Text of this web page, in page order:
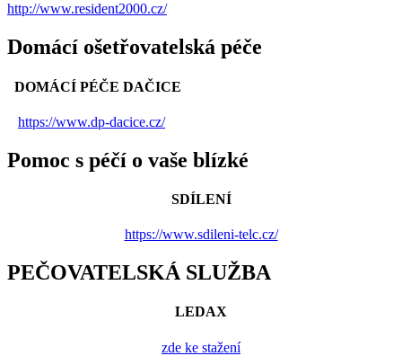
http://www.resident2000.cz/
Domácí ošetřovatelská péče
DOMÁCÍ PÉČE DAČICE
https://www.dp-dacice.cz/
Pomoc s péčí o vaše blízké
SDÍLENÍ
https://www.sdileni-telc.cz/
PEČOVATELSKÁ SLUŽBA
LEDAX
zde ke stažení